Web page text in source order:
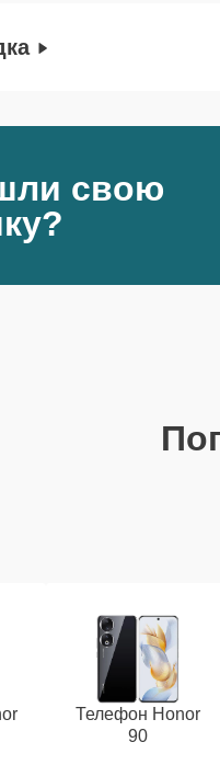
свою
Телефон Honor
90